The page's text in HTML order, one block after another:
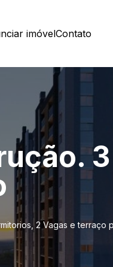
imóvelContato
2 Vagas e terraço